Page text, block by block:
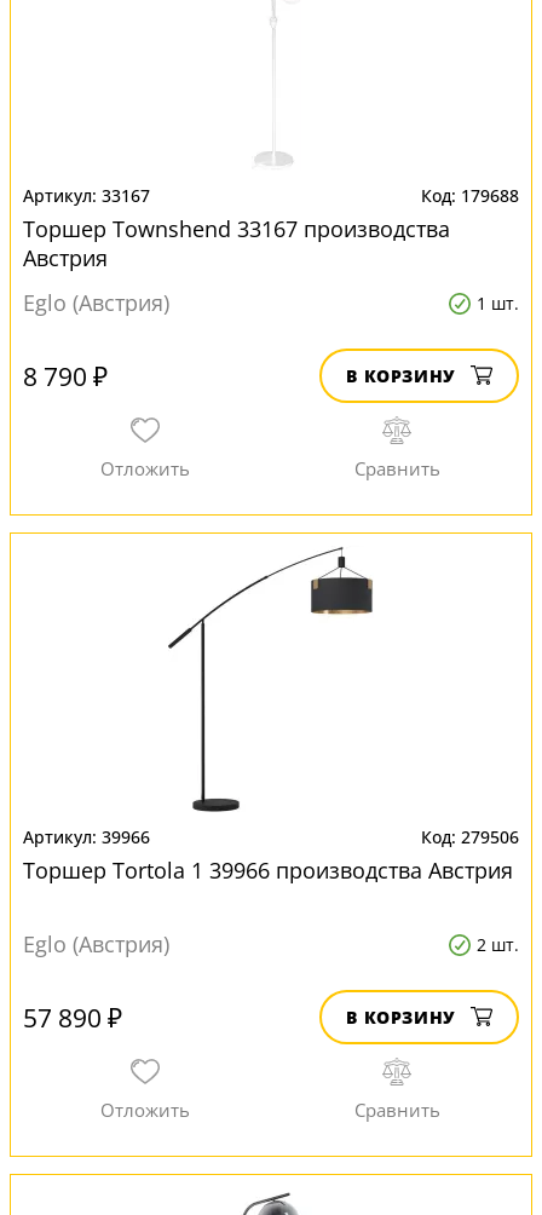
33167 179688
Торшер Townshend 33167 производства
Австрия
Eglo (Австрия)
1 шт.
8 790 ₽ В КОРЗИНУ
39966 279506
Торшер Tortola 1 39966 производства Австрия
Eglo (Австрия) 2 шт.
57 890 ₽ В КОРЗИНУ